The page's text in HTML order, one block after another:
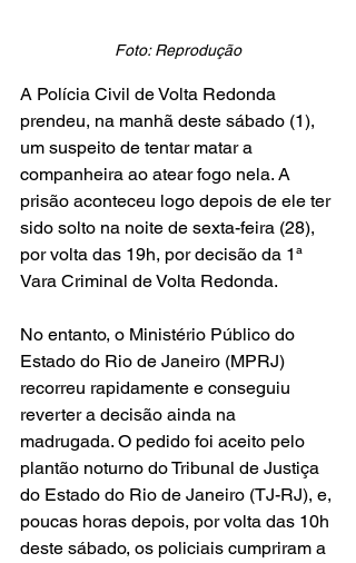
Foto: Reprodução
A Polícia Civil de Volta Redonda
prendeu, na manhã deste sábado (1),
um suspeito de tentar matar a
companheira ao atear fogo nela. A
prisão aconteceu logo depois de ele ter
sido solto na noite de sexta-feira (28),
por volta das 19h, por decisão da 1ª
Vara Criminal de Volta Redonda.
No entanto, o Ministério Público do
Estado do Rio de Janeiro (MPRJ)
recorreu rapidamente e conseguiu
reverter a decisão ainda na
madrugada. O pedido foi aceito pelo
plantão noturno do Tribunal de Justiça
do Estado do Rio de Janeiro (TJ-RJ), e,
poucas horas depois, por volta das 10h
deste sábado, os policiais cumpriram a